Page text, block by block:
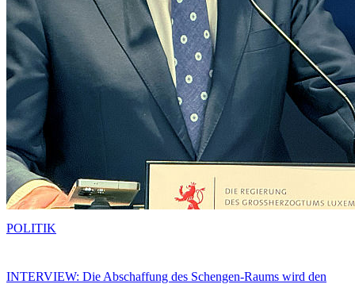
INTERVIEW: Die Abschaffung des Schengen-Raums wird den
POLITIK